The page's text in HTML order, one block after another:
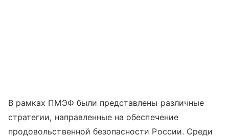
В рамках ПМЭФ были представлены различные
стратегии, направленные на обеспечение
продовольственной безопасности России. Среди